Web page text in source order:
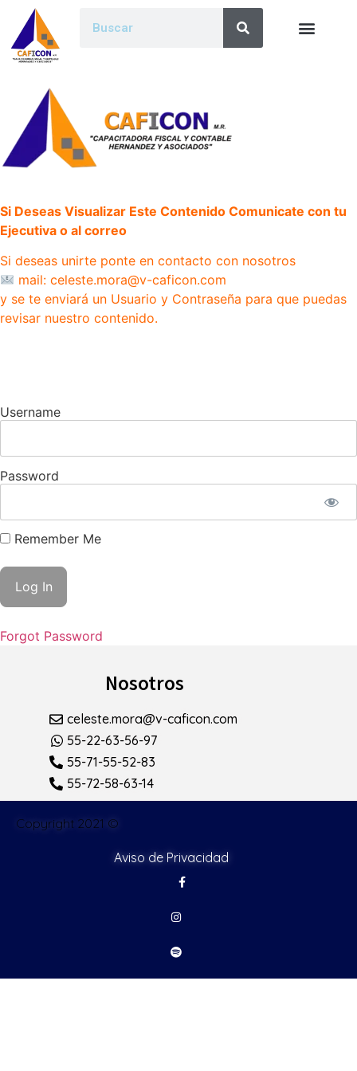
Si Deseas Visualizar Este Contenido Comunicate con tu
Ejecutiva o al correo
Si deseas unirte ponte en contacto con nosotros
mail: celeste.mora@v-caficon.com
y se te enviará un Usuario y Contraseña para que puedas
revisar nuestro contenido.
Username
Password
Remember Me
Forgot Password
Nosotros
celeste.mora@v-caficon.com
55-22-63-56-97
55-71-55-52-83
55-72-58-63-14
Copyright 2021 ©
Aviso de Privacidad